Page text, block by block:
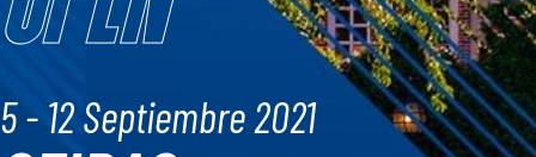
5 - 12 Septiembre 2021